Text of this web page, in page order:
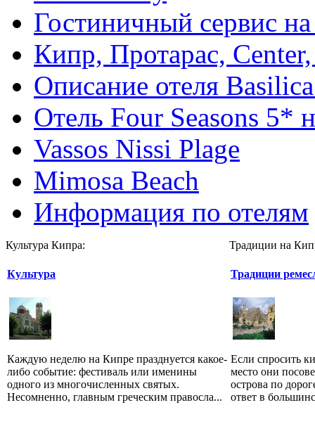
Гостиничный сервис
Кипр, Протарас,
Описание отеля
Отель Four Seasons 5*
Vassos Nissi Plage
Mimosa Beach
Информация по отелям
Культура Кипра:
Культура
Каждую неделю на Кипре празднуется какое-
либо событие: фестиваль или именины
одного из многочисленных святых.
Несомненно, главным греческим правосла...
Традиции на
Традиции
Если спросить
место они
острова по
ответ в